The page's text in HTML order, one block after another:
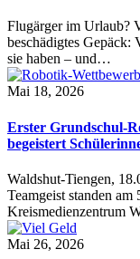
Flugärger im Urlaub?
beschädigtes Gepäck:
sie haben – und…
Mai 18, 2026
Erster Grundschul-
begeistert
Waldshut-Tiengen,
Teamgeist standen
Kreismedienzentrum
Mai 26, 2026